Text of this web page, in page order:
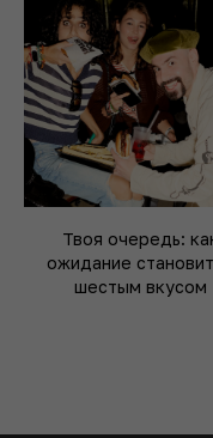
Твоя очередь:
ожидание
шестым вкусом